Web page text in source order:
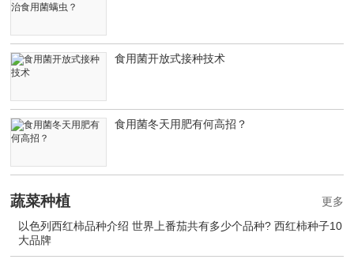
食用菌开放式接种技术
食用菌冬天用肥有何高招？
蔬菜种植
以色列西红柿品种介绍 世界上番茄共有多少个品种? 西红柿种子10
大品牌
更多